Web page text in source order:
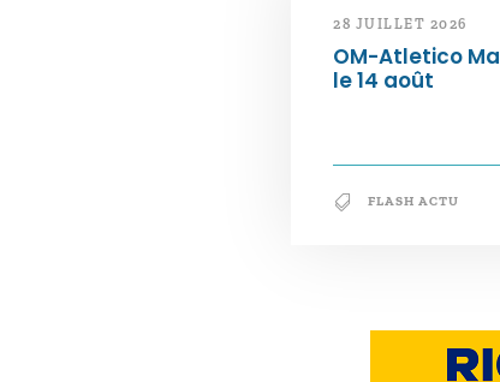
28 JUILLET 2026
OM-Atletico
le 14 août
FLASH ACTU